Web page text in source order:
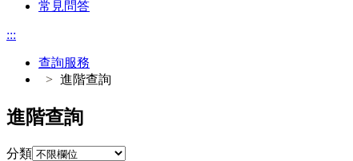
常見問答
:::
查詢服務
進階查詢
進階查詢
分類